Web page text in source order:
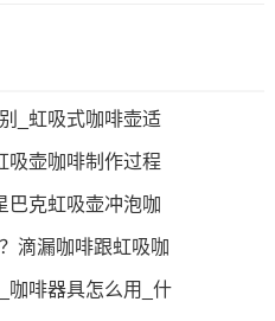
_虹吸式咖啡壶适
吸壶咖啡制作过程
巴克虹吸壶冲泡咖
滴漏咖啡跟虹吸咖
咖啡器具怎么用_什